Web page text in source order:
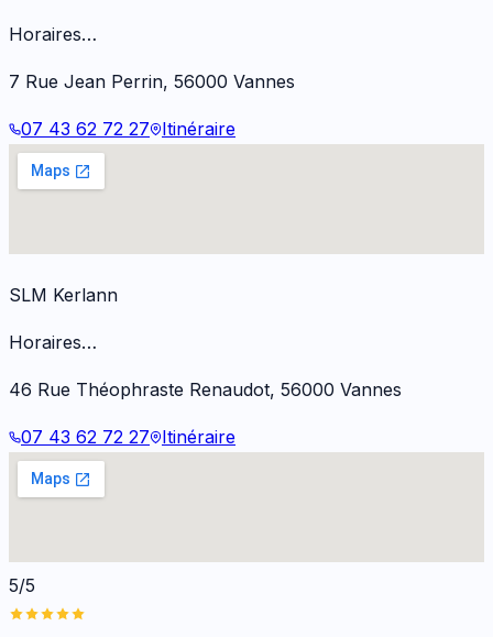
Horaires…
7 Rue Jean Perrin, 56000 Vannes
07 43 62 72 27 Itinéraire
SLM Kerlann
Horaires…
46 Rue Théophraste Renaudot, 56000 Vannes
07 43 62 72 27 Itinéraire
5/5